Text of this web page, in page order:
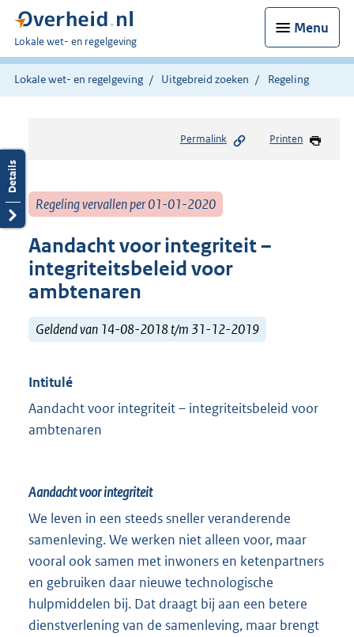
Menu
U
bent
hier:
Lokale wet- en regelgeving
Lokale wet- en regelgeving Uitgebreid zoeken Regeling
Permalink Printen
Regeling vervallen per 01-01-2020
Aandacht voor integriteit –
integriteitsbeleid voor
ambtenaren
Geldend van 14-08-2018 t/m 31-12-2019
Intitulé
Aandacht voor integriteit – integriteitsbeleid voor
ambtenaren
Aandacht voor integriteit
We leven in een steeds sneller veranderende
samenleving. We werken niet alleen voor, maar
vooral ook samen met inwoners en ketenpartners
en gebruiken daar nieuwe technologische
hulpmiddelen bij. Dat draagt bij aan een betere
dienstverlening van de samenleving, maar brengt